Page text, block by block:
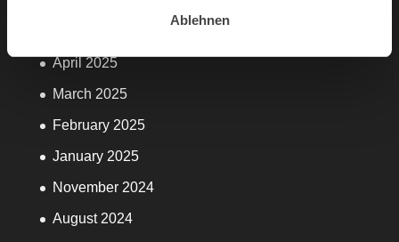
Ablehnen
April 2025
March 2025
February 2025
January 2025
November 2024
August 2024